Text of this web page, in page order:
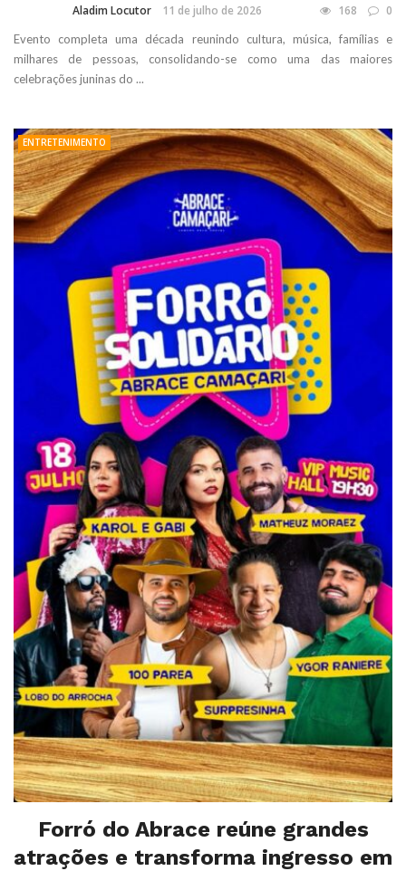
Aladim Locutor 11 de julho de 2026 168 0
Evento completa uma década reunindo cultura, música, famílias e
milhares de pessoas, consolidando-se como uma das maiores
celebrações juninas do ...
ENTRETENIMENTO
Forró do Abrace reúne grandes
atrações e transforma ingresso em